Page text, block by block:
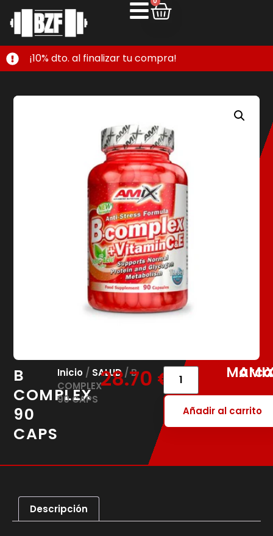
¡10% dto. al finalizar tu compra!
B
COMPLEX
90
CAPS
Inicio/ SALUD/ B
COMPLEX
90 CAPS
28.70 €
Añadir al carrito
Descripción